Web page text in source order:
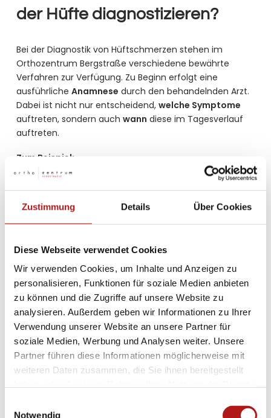
Zustimmung Details Über Cookies
Diese Webseite verwendet Cookies
Wir verwenden Cookies, um Inhalte und Anzeigen zu
personalisieren, Funktionen für soziale Medien anbieten
zu können und die Zugriffe auf unsere Website zu
analysieren. Außerdem geben wir Informationen zu Ihrer
Verwendung unserer Website an unsere Partner für
soziale Medien, Werbung und Analysen weiter. Unsere
Partner führen diese Informationen möglicherweise mit
weiteren Daten zusammen, die Sie ihnen bereitgestellt
Notwendig
der Hüfte diagnostizieren?
Bei der Diagnostik von Hüftschmerzen stehen im
Orthozentrum Bergstraße verschiedene bewährte
Verfahren zur Verfügung. Zu Beginn erfolgt eine
ausführliche Anamnese durch den behandelnden Arzt.
Dabei ist nicht nur entscheidend, welche Symptome
auftreten, sondern auch wann diese im Tagesverlauf
auftreten.
Zum Beispiel:
Schmerzt die Hüfte nur unter starker körperlicher
Ruheschmerzen
, etwa nachts, vor? Gibt es
morgendlicheAnlaufschmerzen, die sich nach einigen
Beschwerden im Laufe des Tages kontinuierlich zu? Für
eine präzise Diagnose ist es hilfreich, wenn Patienten
und Patientinnen ihre Beobachtungen vor dem
Arztgespräch bewusst dokumentieren.
Im weiteren Verlauf der Untersuchung kommen je nach
Verdachtsdiagnose moderne bildgebende Verfahren
zum Einsatz – darunter Röntgen
Sonographie
Magnetresonanztomographie
(MRT)sowie bei Bedarf eineLauf- und
Bewegungsanalyse. Diese diagnostischen Instrumente